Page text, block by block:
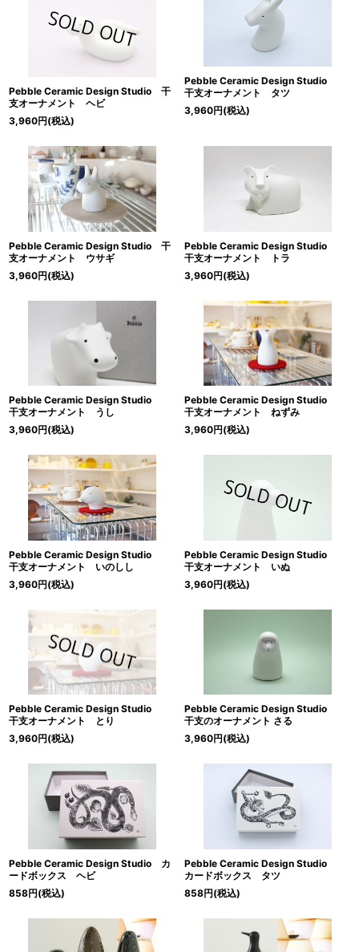
Pebble Ceramic Design Studio 干
支オーナメント ヘビ
3,960円(税込)
Pebble Ceramic Design Studio
干支オーナメント タツ
3,960円(税込)
Pebble Ceramic Design Studio 干
支オーナメント ウサギ
3,960円(税込)
Pebble Ceramic Design Studio
干支オーナメント トラ
3,960円(税込)
Pebble Ceramic Design Studio
干支オーナメント うし
3,960円(税込)
Pebble Ceramic Design Studio
干支オーナメント ねずみ
3,960円(税込)
Pebble Ceramic Design Studio
干支オーナメント いのしし
3,960円(税込)
Pebble Ceramic Design Studio
干支オーナメント いぬ
3,960円(税込)
Pebble Ceramic Design Studio
干支オーナメント とり
3,960円(税込)
Pebble Ceramic Design Studio
干支のオーナメント さる
3,960円(税込)
Pebble Ceramic Design Studio カ
ードボックス ヘビ
858円(税込)
Pebble Ceramic Design Studio
カードボックス タツ
858円(税込)